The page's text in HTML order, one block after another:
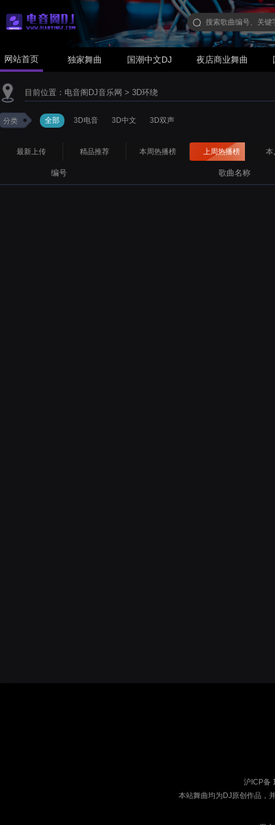
网站首页 独家舞曲 国潮中文DJ 夜店商业舞曲
目前位置： 电音阁DJ音乐网 > 3D环绕
分类 全部 3D电音 3D中文 3D双声
最新上传 精品推荐 本周热播榜 上周热播榜 本
编号 歌曲名称
沪ICP备
本站舞曲均为DJ原创作品，